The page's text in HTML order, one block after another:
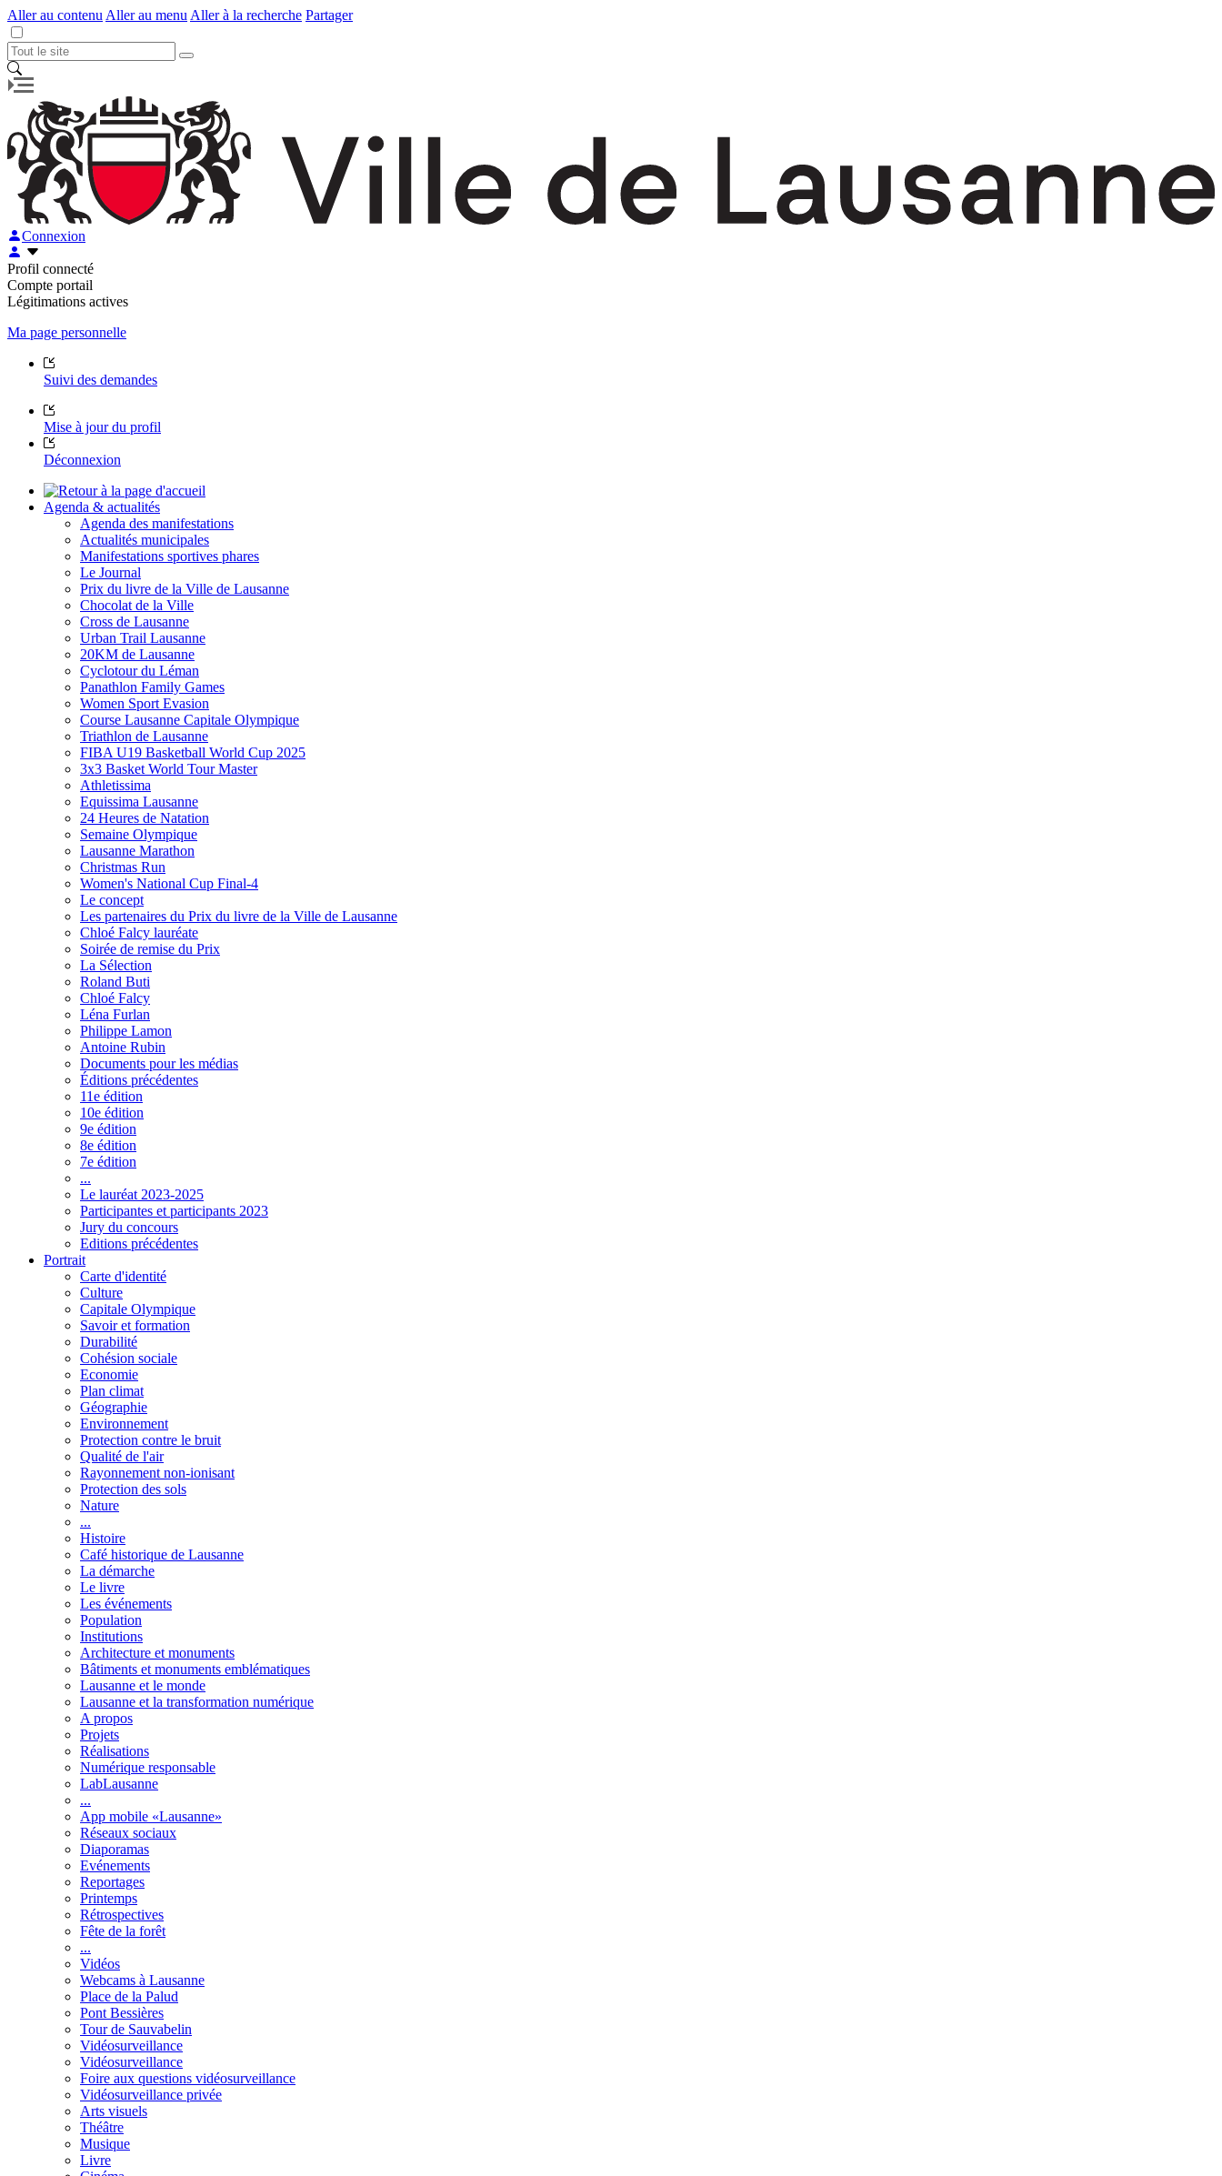
Aller au contenu Aller au menu Aller à la recherche Partager
Connexion
Profil connecté
Compte portail
Légitimations actives
Ma page personnelle
Suivi des demandes
Mise à jour du profil
Déconnexion
Agenda & actualités
Agenda des manifestations
Actualités municipales
Manifestations sportives phares
Le Journal
Prix du livre de la Ville de Lausanne
Chocolat de la Ville
Cross de Lausanne
Urban Trail Lausanne
20KM de Lausanne
Cyclotour du Léman
Panathlon Family Games
Women Sport Evasion
Course Lausanne Capitale Olympique
Triathlon de Lausanne
FIBA U19 Basketball World Cup 2025
3x3 Basket World Tour Master
Athletissima
Equissima Lausanne
24 Heures de Natation
Semaine Olympique
Lausanne Marathon
Christmas Run
Women's National Cup Final-4
Le concept
Les partenaires du Prix du livre de la Ville de Lausanne
Chloé Falcy lauréate
Soirée de remise du Prix
La Sélection
Roland Buti
Chloé Falcy
Léna Furlan
Philippe Lamon
Antoine Rubin
Documents pour les médias
Éditions précédentes
11e édition
10e édition
9e édition
8e édition
7e édition
...
Le lauréat 2023-2025
Participantes et participants 2023
Jury du concours
Editions précédentes
Portrait
Carte d'identité
Culture
Capitale Olympique
Savoir et formation
Durabilité
Cohésion sociale
Economie
Plan climat
Géographie
Environnement
Protection contre le bruit
Qualité de l'air
Rayonnement non-ionisant
Protection des sols
Nature
...
Histoire
Café historique de Lausanne
La démarche
Le livre
Les événements
Population
Institutions
Architecture et monuments
Bâtiments et monuments emblématiques
Lausanne et le monde
Lausanne et la transformation numérique
A propos
Projets
Réalisations
Numérique responsable
LabLausanne
...
App mobile «Lausanne»
Réseaux sociaux
Diaporamas
Evénements
Reportages
Printemps
Rétrospectives
Fête de la forêt
...
Vidéos
Webcams à Lausanne
Place de la Palud
Pont Bessières
Tour de Sauvabelin
Vidéosurveillance
Vidéosurveillance
Foire aux questions vidéosurveillance
Vidéosurveillance privée
Arts visuels
Théâtre
Musique
Livre